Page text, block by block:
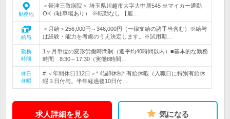
勤務地
＜帯津三敬病院＞ 埼玉県川越市大字大中居545 ※マイカー通勤
OK（駐車場あり） ※転勤なし 【雇…
給与
＜月給＞256,000円～346,000円（一律支給の諸手当含む）※給与
は経験・能力を考慮のうえ決定します。※試用期…
勤務
時間
1ヶ月単位の変形労働時間制（週平均40時間以内）■基本的な勤務
時間 8:30～17:30（実働8時間…
休日
休暇
# ＜年間休日112日＞* 4週8休制* 有給休暇（入職日に特別有給休
暇３日付与。半年経過後10日付…
求人詳細を見る 気になる